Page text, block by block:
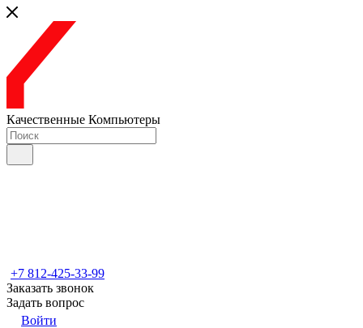
Качественные Компьютеры
+7 812-425-33-99
Заказать звонок
Задать вопрос
Войти